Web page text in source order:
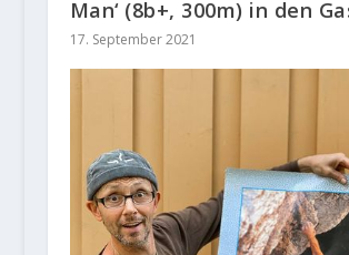
Man‘ (8b+, 300m) in den
17. September 2021